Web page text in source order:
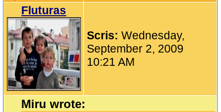
Fluturas
Scris:Wednesday,
September 2, 2009
10:21 AM
Miru wrote: